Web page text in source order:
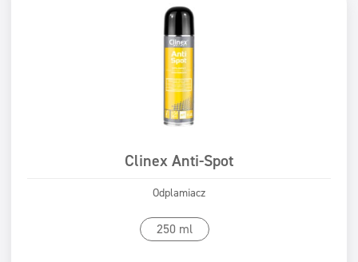
Clinex Anti-Spot
Odplamiacz
250 ml